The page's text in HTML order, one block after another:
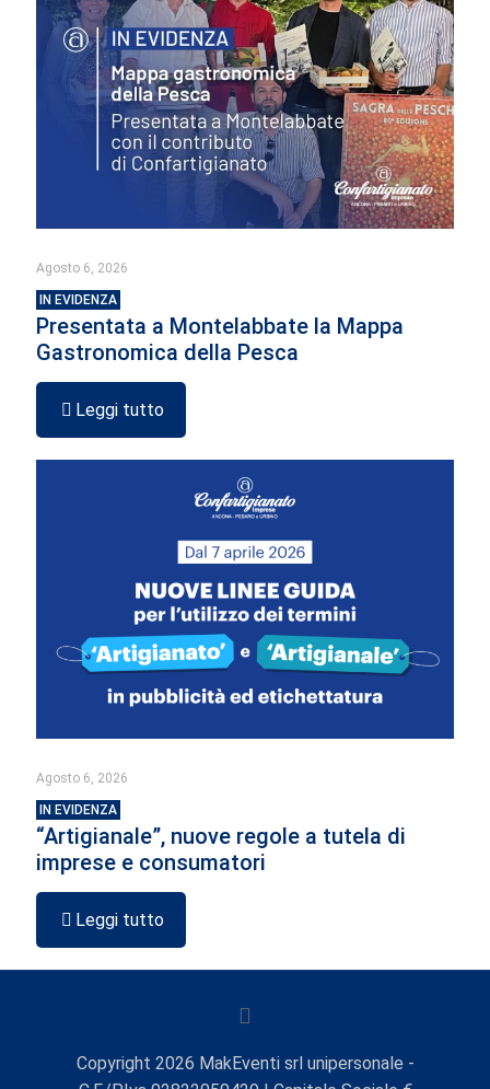
Agosto 6, 2026
IN EVIDENZA
Presentata a Montelabbate la Mappa
Gastronomica della Pesca
Leggi tutto
Agosto 6, 2026
IN EVIDENZA
“Artigianale”, nuove regole a tutela di
imprese e consumatori
Leggi tutto
Copyright 2026 MakEventi srl unipersonale -